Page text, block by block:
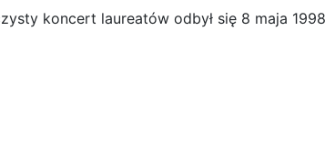
koncert laureatów odbył się 8 maja